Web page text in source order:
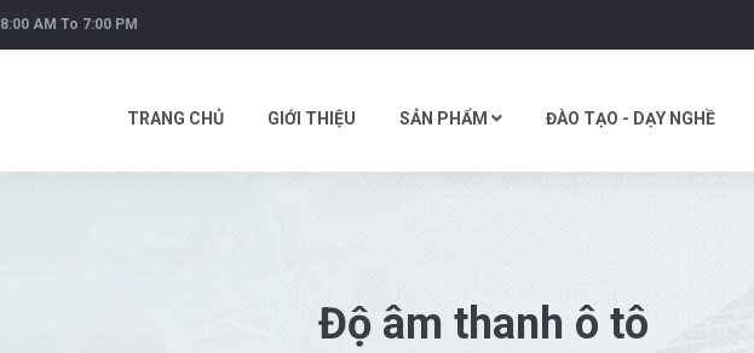
8:00 AM To 7:00 PM
TRANG CHỦ GIỚI THIỆU SẢN PHẨM ĐÀO TẠO - DẠY NGHỀ
Độ âm thanh ô tô